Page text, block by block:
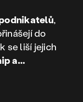
,
do
se liší jejich
a...